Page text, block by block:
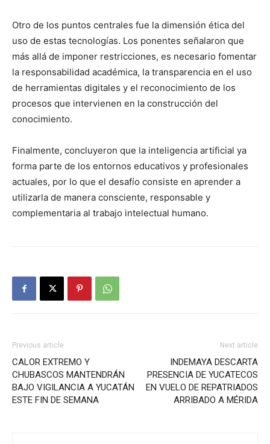
Otro de los puntos centrales fue la dimensión ética del
uso de estas tecnologías. Los ponentes señalaron que
más allá de imponer restricciones, es necesario fomentar
la responsabilidad académica, la transparencia en el uso
de herramientas digitales y el reconocimiento de los
procesos que intervienen en la construcción del
conocimiento.
Finalmente, concluyeron que la inteligencia artificial ya
forma parte de los entornos educativos y profesionales
actuales, por lo que el desafío consiste en aprender a
utilizarla de manera consciente, responsable y
complementaria al trabajo intelectual humano.
Previous article
CALOR EXTREMO Y
CHUBASCOS MANTENDRÁN
BAJO VIGILANCIA A YUCATÁN
ESTE FIN DE SEMANA
Next article
INDEMAYA DESCARTA
PRESENCIA DE YUCATECOS
EN VUELO DE REPATRIADOS
ARRIBADO A MÉRIDA